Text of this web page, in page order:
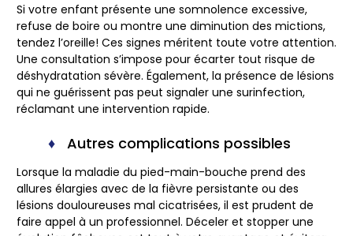
Si votre enfant présente une somnolence excessive,
refuse de boire ou montre une diminution des mictions,
tendez l’oreille! Ces signes méritent toute votre attention.
Une consultation s’impose pour écarter tout risque de
déshydratation sévère. Également, la présence de lésions
qui ne guérissent pas peut signaler une surinfection,
réclamant une intervention rapide.
Autres complications possibles
Lorsque la maladie du pied-main-bouche prend des
allures élargies avec de la fièvre persistante ou des
lésions douloureuses mal cicatrisées, il est prudent de
faire appel à un professionnel. Déceler et stopper une